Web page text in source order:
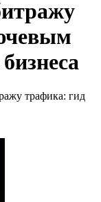
трафика: гид